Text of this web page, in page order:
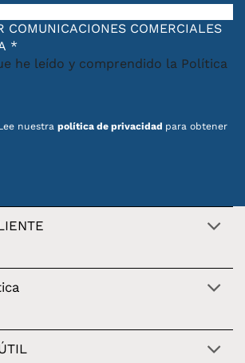
COMUNICACIONES COMERCIALES
*
he leído y comprendido la Política
nuestra política de privacidad para obtener